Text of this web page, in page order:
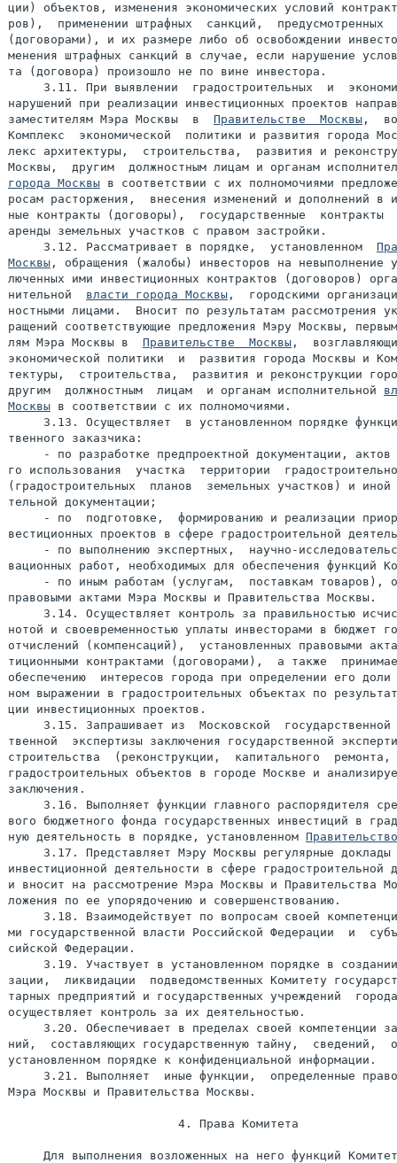
ции) объектов, изменения экономических условий
ров),  применении штрафных  санкций,  предусмотренных
(договорами), и их размере либо об освобождении
менения штрафных санкций в случае, если нарушение
та (договора) произошло не по вине инвестора.
3.11. При выявлении  градостроительных  и
нарушений при реализации инвестиционных проектов
заместителям Мэра Москвы  в Правительстве  Москвы ,
Комплекс  экономической  политики и развития города
лекс архитектуры,  строительства,  развития и
Москвы,  другим  должностным лицам и органам
города Москвы в соответствии с их полномочиями
росам расторжения,  внесения изменений и дополнений в
ные контракты (договоры),  государственные  контракты
аренды земельных участков с правом застройки.
     3.12. Рассматривает в порядке,  установленном
Москвы , обращения (жалобы) инвесторов на невыполнение
люченных ими инвестиционных контрактов (договоров)
нительной власти города Москвы ,  городскими
ностными лицами.  Вносит по результатам рассмотрения
ращений соответствующие предложения Мэру Москвы,
лям Мэра Москвы в Правительстве  Москвы ,
экономической политики  и  развития города Москвы и
тектуры,  строительства,  развития и реконструкции
другим  должностным  лицам  и органам исполнительной
Москвы в соответствии с их полномочиями.
3.13. Осуществляет  в установленном порядке
твенного заказчика:
- по разработке предпроектной документации, актов
го использования  участка  территории
(градостроительных  планов  земельных участков) и иной
тельной документации;
- по  подготовке,  формированию и реализации
вестиционных проектов в сфере градостроительной
- по выполнению экспертных,  научно-
вационных работ, необходимых для обеспечения функций
- по иным работам (услугам,  поставкам товаров),
правовыми актами Мэра Москвы и Правительства Москвы.
3.14. Осуществляет контроль за правильностью
нотой и своевременностью уплаты инвесторами в бюджет
отчислений (компенсаций),  установленных правовыми
тиционными контрактами (договорами),  а также
обеспечению  интересов города при определении его
ном выражении в градостроительных объектах по
ции инвестиционных проектов.
3.15. Запрашивает из  Московской  государственной
твенной  экспертизы заключения государственной
строительства  (реконструкции,  капитального
градостроительных объектов в городе Москве и
заключения.
3.16. Выполняет функции главного распорядителя
вого бюджетного фонда государственных инвестиций в
ную деятельность в порядке, установленном
3.17. Представляет Мэру Москвы регулярные доклады
инвестиционной деятельности в сфере градостроительной
и вносит на рассмотрение Мэра Москвы и Правительства
ложения по ее упорядочению и совершенствованию.
3.18. Взаимодействует по вопросам своей
ми государственной власти Российской Федерации  и
сийской Федерации.
3.19. Участвует в установленном порядке в
зации,  ликвидации  подведомственных Комитету
тарных предприятий и государственных учреждений
осуществляет контроль за их деятельностью.
3.20. Обеспечивает в пределах своей компетенции
ний,  составляющих государственную тайну,  сведений,
установленном порядке к конфиденциальной информации.
3.21. Выполняет  иные функции,  определенные
Мэра Москвы и Правительства Москвы.
                        4. Права Комитета
Для выполнения возложенных на него функций